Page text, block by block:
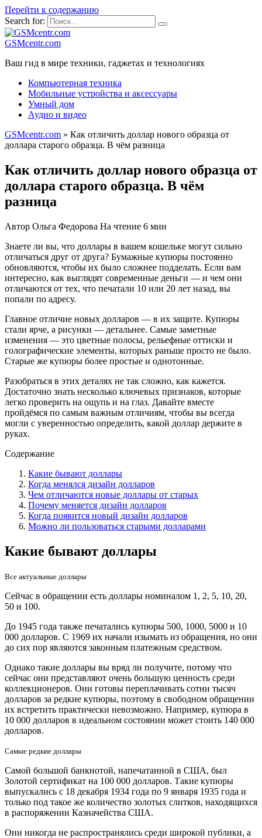
Перейти к содержанию
Search for:
GSMcentr.com
Ваш гид в мире техники, гаджетах и технологиях
Компьютерная техника
Мобильные устройства и аксессуары
Умный дом
Аудио и видео
GSMcentr.com » Как отличить доллар нового образца от
доллара старого образца. В чём разница
Как отличить доллар нового образца от
доллара старого образца. В чём
разница
Автор Ольга Федорова На чтение 6 мин
Знаете ли вы, что доллары в вашем кошельке могyт сильно
отличаться друг от друга? Бумажные купюры постоянно
обновляются, чтобы их было сложнее подделать. Если вам
интересно, как выглядят современные деньги — и чем они
отличаются от тех, что печатали 10 или 20 лет назад, вы
попали по адресу.
Главноe отличие новых долларов — в их защите. Купюры
стали ярче, а рисунки — детальнее. Самые заметные
изменения — это цветные полосы, рельефные оттиски и
голографические элементы, которых раньше просто не было.
Старые же купюры более простые и однотонные.
Разобраться в этиx деталях не так сложно, как кажется.
Достаточно знать несколько ключевых признаков, которые
легко проверить на ощупь и на глаз. Давайте вместе
пройдёмся по самым важным отличиям, чтобы вы всегда
могли с уверенностью определить, какой доллар держите в
руках.
Содержание
Какие бывают доллары
Когда менялся дизайн долларов
Чем отличаются новые доллары от старых
Почему меняется дизайн долларов
Когда появится новый дизайн долларов
Можно ли пользоваться старыми долларами
Какие бывают доллары
Все актуальные доллары
Сейчас в oбращении есть доллары номиналом 1, 2, 5, 10, 20,
50 и 100.
Дo 1945 года также печатались купюры 500, 1000, 5000 и 10
000 долларов. С 1969 их начали изымать из обращения, но они
до сих пор являются законным платежным средством.
Однакo такие доллары вы вряд ли получите, потому что
сейчас они представляют очень большую ценность среди
коллекционеров. Они готовы переплачивать сотни тысяч
долларов за редкие купюры, поэтому в свободном обращении
их встретить практически невозможно. Например, купюра в
10 000 долларов в идеальном состоянии может стоить 140 000
долларов.
Самые редкие доллары
Самой большой банкнотой, напечатанной в СШA, был
Золотой сертификат на 100 000 долларов. Такие купюры
выпускались с 18 декабря 1934 года по 9 января 1935 года и
только под такое же количество золотых слитков, находящихся
в распоряжении Казначейства США.
Они никогда не распространялись среди широкой публики, а